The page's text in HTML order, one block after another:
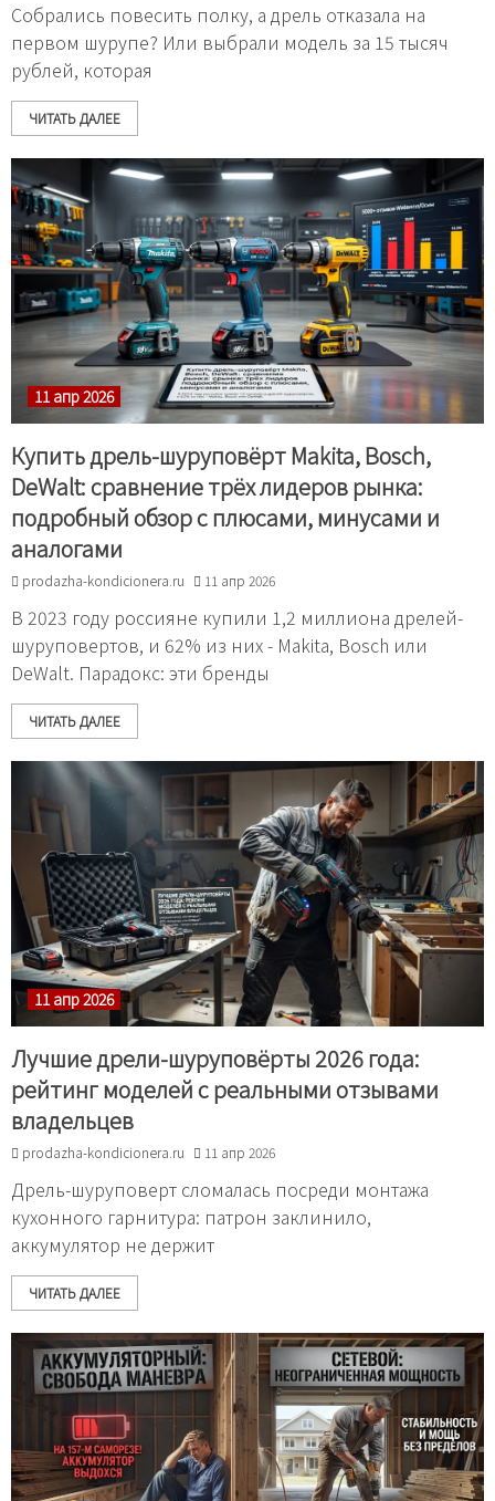
Собрались повесить полку, а дрель отказала на
первом шурупе? Или выбрали модель за 15 тысяч
рублей, которая
ЧИТАТЬ ДАЛЕЕ
11 апр 2026
Купить дрель-шуруповёрт Makita, Bosch,
DeWalt: сравнение трёх лидеров рынка:
подробный обзор с плюсами, минусами и
аналогами
prodazha-kondicionera.ru 11 апр 2026
В 2023 году россияне купили 1,2 миллиона дрелей-
шуруповертов, и 62% из них - Makita, Bosch или
DeWalt. Парадокс: эти бренды
ЧИТАТЬ ДАЛЕЕ
11 апр 2026
Лучшие дрели-шуруповёрты 2026 года:
рейтинг моделей с реальными отзывами
владельцев
prodazha-kondicionera.ru 11 апр 2026
Дрель-шуруповерт сломалась посреди монтажа
кухонного гарнитура: патрон заклинило,
аккумулятор не держит
ЧИТАТЬ ДАЛЕЕ